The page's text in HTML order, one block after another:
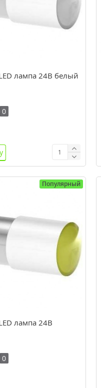
лампа 24В белый
0
Популярный
лампа 24В
0